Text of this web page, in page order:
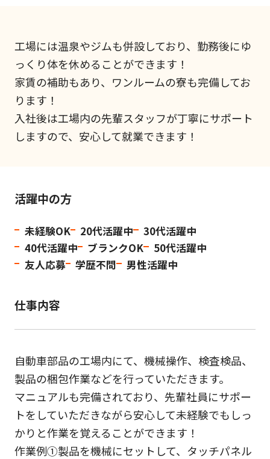
工場には温泉やジムも併設しており、勤務後にゆ
っくり体を休めることができます！
家賃の補助もあり、ワンルームの寮も完備してお
ります！
入社後は工場内の先輩スタッフが丁寧にサポート
しますので、安心して就業できます！
活躍中の方
未経験OK 20代活躍中
30代活躍中
40代活躍中
ブランクOK
50代活躍中
友人応募
学歴不問 男性活躍中
仕事内容
自動車部品の工場内にて、機械操作、検査検品、
製品の梱包作業などを行っていただきます。
マニュアルも完備されており、先輩社員にサポー
トをしていただきながら安心して未経験でもしっ
かりと作業を覚えることができます！
作業例①製品を機械にセットして、タッチパネル